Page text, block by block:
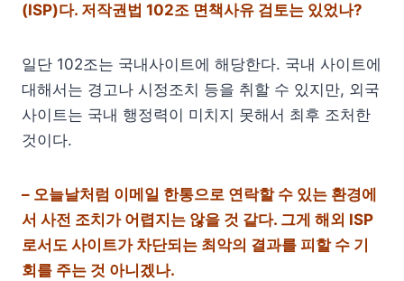
(ISP)다. 저작권법 102조 면책사유 검토는 있었나?
일단 102조는 국내사이트에 해당한다. 국내 사이트에
대해서는 경고나 시정조치 등을 취할 수 있지만, 외국
사이트는 국내 행정력이 미치지 못해서 최후 조처한
것이다.
– 오늘날처럼 이메일 한통으로 연락할 수 있는 환경에
서 사전 조치가 어렵지는 않을 것 같다. 그게 해외 ISP
로서도 사이트가 차단되는 최악의 결과를 피할 수 기
회를 주는 것 아니겠나.